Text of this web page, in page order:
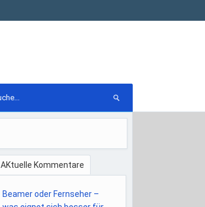
AKtuelle Kommentare
Beamer oder Fernseher –